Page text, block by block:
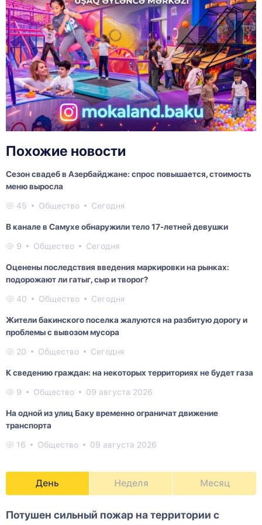
Похожие новости
Сезон свадеб в Азербайджане: спрос повышается, стоимость
меню выросла
45 Общество Сегодня
В канале в Самухе обнаружили тело 17-летней девушки
9 Общество Сегодня
Оценены последствия введения маркировки на рынках:
подорожают ли гатыг, сыр и творог?
40 Общество Сегодня
Жители бакинского поселка жалуются на разбитую дорогу и
проблемы с вывозом мусора
20 Общество Сегодня
К сведению граждан: на некоторых территориях не будет газа
9 Общество 09 августа 2026
На одной из улиц Баку временно ограничат движение
транспорта
16 Общество 09 августа 2026
День Неделя Месяц
Потушен сильный пожар на территории с